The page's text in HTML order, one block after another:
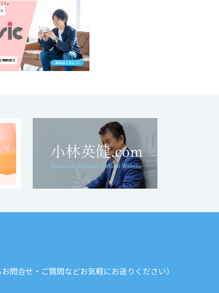
問合せ・ご質問などお気軽にお送りください）